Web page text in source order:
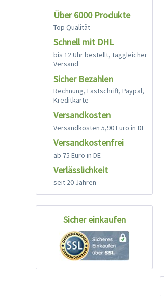
Über 6000 Produkte
Top Qualität
Schnell mit DHL
bis 12 Uhr bestellt, taggleicher
Versand
Sicher Bezahlen
Rechnung, Lastschrift, Paypal,
Kreditkarte
Versandkosten
Versandkosten 5,90 Euro in DE
Versandkostenfrei
ab 75 Euro in DE
Verlässlichkeit
seit 20 Jahren
Sicher einkaufen